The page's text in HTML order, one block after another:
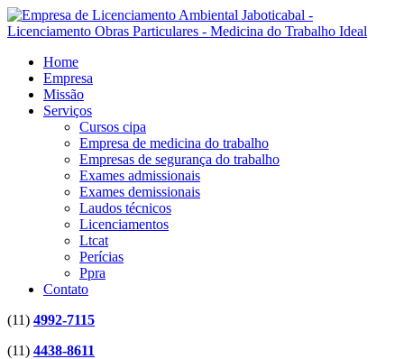
Home
Empresa
Missão
Serviços
Cursos cipa
Empresa de medicina do trabalho
Empresas de segurança do trabalho
Exames admissionais
Exames demissionais
Laudos técnicos
Licenciamentos
Ltcat
Perícias
Ppra
Contato
(11) 4992-7115
(11) 4438-8611